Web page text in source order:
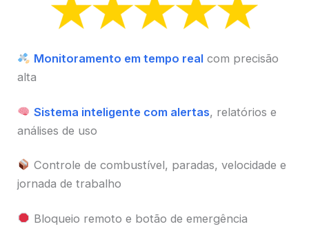
Monitoramento em tempo realcom precisão
alta
Sistema inteligente com alertas, relatórios e
análises de uso
Controle de combustível, paradas, velocidade e
jornada de trabalho
Bloqueio remoto e botão de emergência